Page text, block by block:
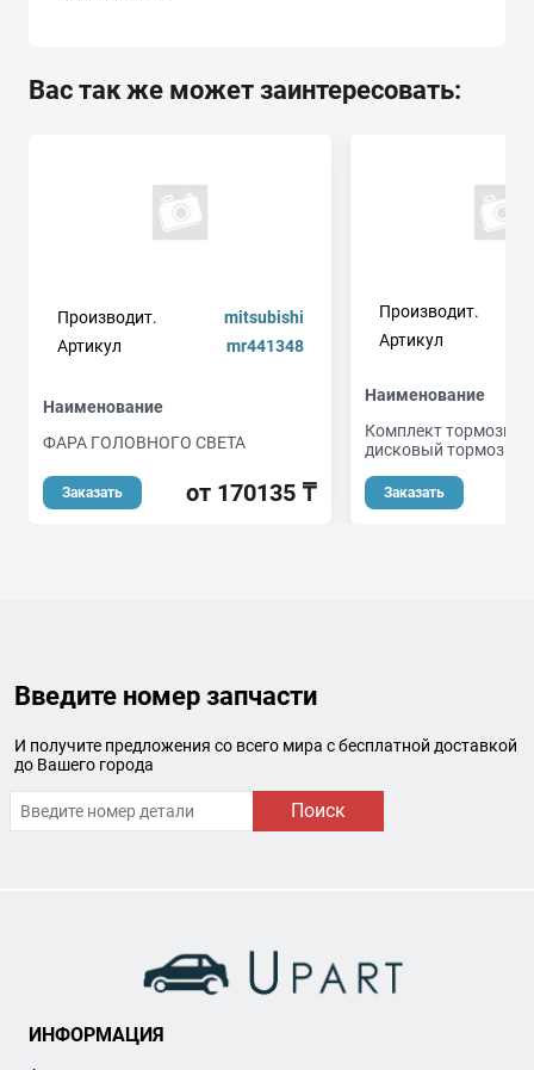
Вас так же может заинтересовать:
Производит.
mitsubishi
Артикул
mr441348
Наименование
ФАРА ГОЛОВНОГО СВЕТА
Заказать от 170135 ₸
Производит.
Артикул
Наименование
Комплект
дисковый тормоз
Заказать
Введите номер запчасти
И получите предложения со всего мира с бесплатной доставкой
до Вашего города
Поиск
ИНФОРМАЦИЯ